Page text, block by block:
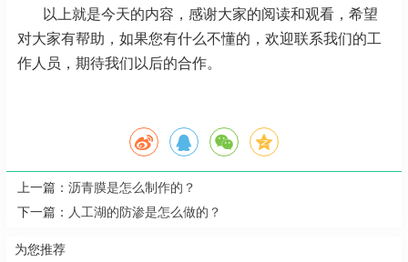
以上就是今天的内容，感谢大家的阅读和观看，希望
对大家有帮助，如果您有什么不懂的，欢迎联系我们的工
作人员，期待我们以后的合作。
上一篇： 沥青膜是怎么制作的？
下一篇： 人工湖的防渗是怎么做的？
为您推荐